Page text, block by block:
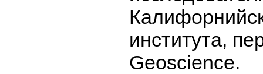
института,
Geoscience.